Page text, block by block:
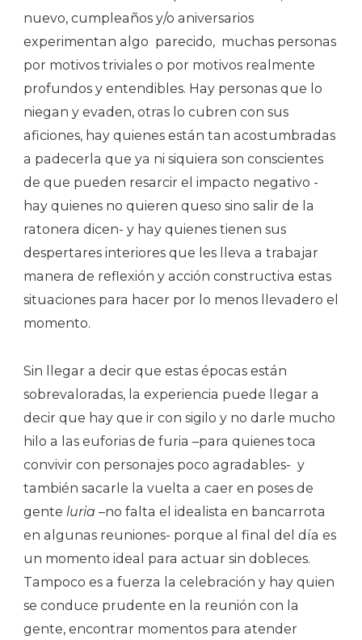
nuevo, cumpleaños y/o aniversarios
experimentan algo parecido, muchas personas
por motivos triviales o por motivos realmente
profundos y entendibles. Hay personas que lo
niegan y evaden, otras lo cubren con sus
aficiones, hay quienes están tan acostumbradas
a padecerla que ya ni siquiera son conscientes
de que pueden resarcir el impacto negativo -
hay quienes no quieren queso sino salir de la
ratonera dicen- y hay quienes tienen sus
despertares interiores que les lleva a trabajar
manera de reflexión y acción constructiva estas
situaciones para hacer por lo menos llevadero el
momento.
Sin llegar a decir que estas épocas están
sobrevaloradas, la experiencia puede llegar a
decir que hay que ir con sigilo y no darle mucho
hilo a las euforias de furia –para quienes toca
convivir con personajes poco agradables- y
también sacarle la vuelta a caer en poses de
gente luria –no falta el idealista en bancarrota
en algunas reuniones- porque al final del día es
un momento ideal para actuar sin dobleces.
Tampoco es a fuerza la celebración y hay quien
se conduce prudente en la reunión con la
gente, encontrar momentos para atender